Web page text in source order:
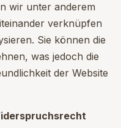
wir unter anderem
verknüpfen
Sie können die
was jedoch die
der Website